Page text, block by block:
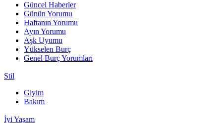
Güncel Haberler
Günün Yorumu
Haftanın Yorumu
Ayın Yorumu
Aşk Uyumu
Yükselen Burç
Genel Burç Yorumları
Stil
Giyim
Bakım
İyi Yaşam